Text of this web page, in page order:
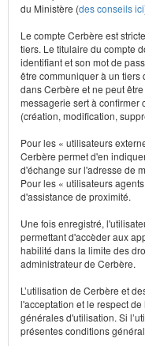
du Ministère (des conseils ici
Le compte Cerbère est
tiers. Le titulaire du compte
identifiant et son mot de
être communiquer à un tiers
dans Cerbère et ne peut
messagerie sert à confirmer
(création, modification,
Pour les « utilisateurs
Cerbère permet d'en
d'échange sur l'adresse de
Pour les « utilisateurs
d'assistance de proximité.
Une fois enregistré,
permettant d'accèder aux
habilité dans la limite des
administrateur de Cerbère.
L’utilisation de Cerbère et
l'acceptation et le respect
générales d'utilisation. Si
présentes conditions